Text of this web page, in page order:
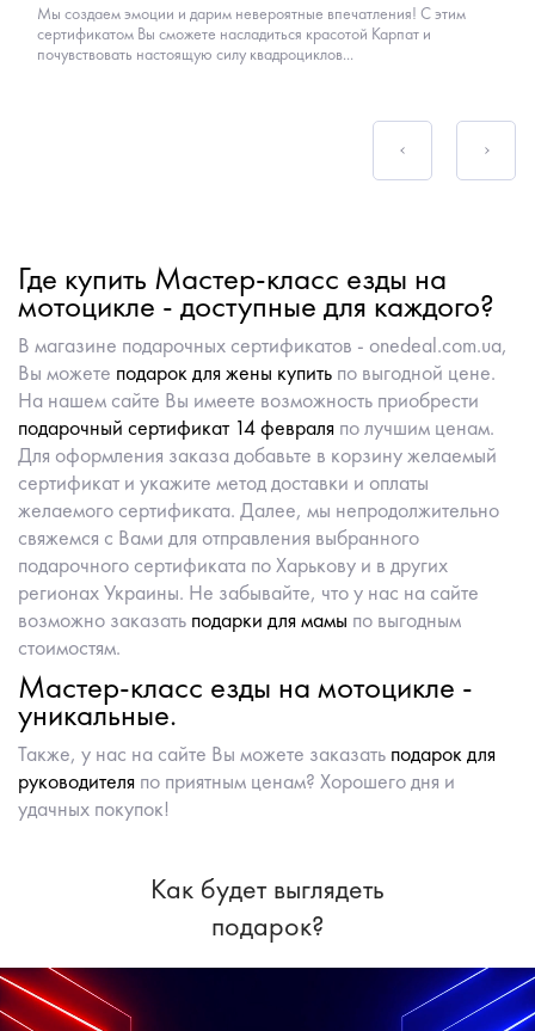
Мы создаем эмоции и дарим невероятные впечатления! С этим
сертификатом Вы сможете насладиться красотой Карпат и
почувствовать настоящую силу квадроциклов...
Где купить Мастер-класс езды на
мотоцикле - доступные для каждого?
В магазине подарочных сертификатов - onedeal.com.ua,
Вы можете подарок для жены купить по выгодной цене.
На нашем сайте Вы имеете возможность приобрести
подарочный сертификат 14 февраля по лучшим ценам.
Для оформления заказа добавьте в корзину желаемый
сертификат и укажите метод доставки и оплаты
желаемого сертификата. Далее, мы непродолжительно
свяжемся с Вами для отправления выбранного
подарочного сертификата по Харькову и в других
регионах Украины. Не забывайте, что у нас на сайте
возможно заказать подарки для мамы по выгодным
стоимостям.
Мастер-класс езды на мотоцикле -
уникальные.
Также, у нас на сайте Вы можете заказать подарок для
руководителя по приятным ценам? Хорошего дня и
удачных покупок!
Как будет выглядеть
подарок?